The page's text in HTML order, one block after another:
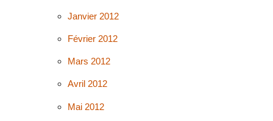
Janvier 2012
Février 2012
Mars 2012
Avril 2012
Mai 2012